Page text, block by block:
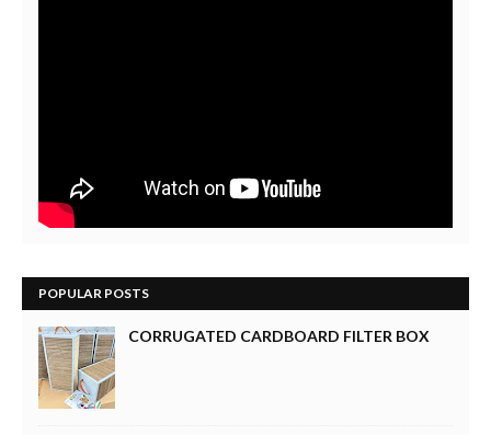
POPULAR POSTS
CORRUGATED CARDBOARD FILTER BOX